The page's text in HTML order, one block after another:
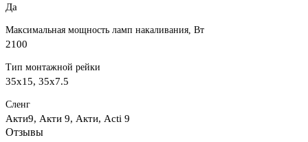
Да
Максимальная мощность ламп накаливания, Вт
2100
Тип монтажной рейки
35x15, 35x7.5
Сленг
Акти9, Акти 9, Акти, Acti 9
Отзывы